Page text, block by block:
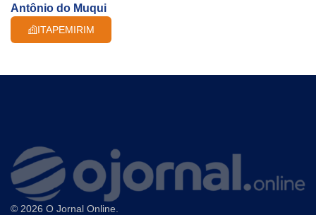
Antônio do Muqui
ITAPEMIRIM
© 2026 O Jornal Online.